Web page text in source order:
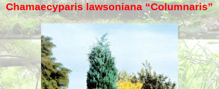
Chamaecyparis lawsoniana “Columnaris”